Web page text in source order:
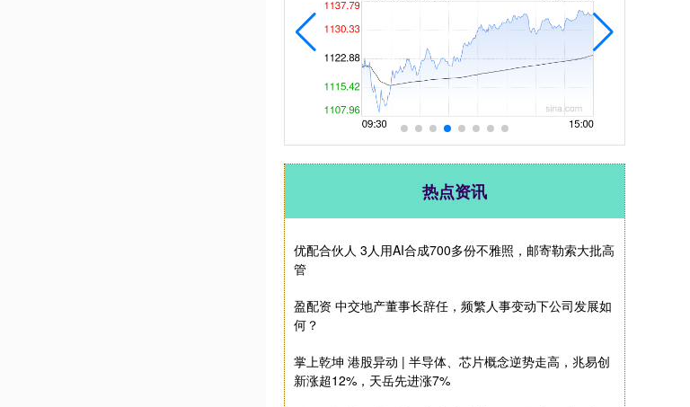
热点资讯
优配合伙人 3人用AI合成700多份不雅照，邮寄勒索大批高
管
盈配资 中交地产董事长辞任，频繁人事变动下公司发展如
何？
掌上乾坤 港股异动 | 半导体、芯片概念逆势走高，兆易创
新涨超12%，天岳先进涨7%